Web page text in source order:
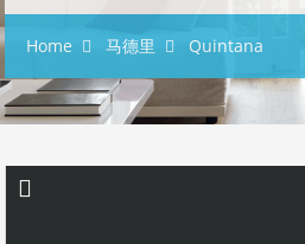
Home 马德里 Quintana